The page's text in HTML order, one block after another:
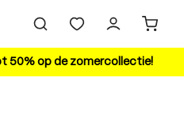
50% op de zomercollectie!